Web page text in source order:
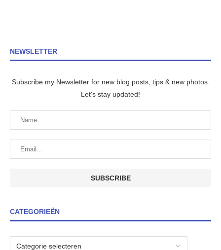
NEWSLETTER
Subscribe my Newsletter for new blog posts, tips & new photos.
Let's stay updated!
CATEGORIEËN